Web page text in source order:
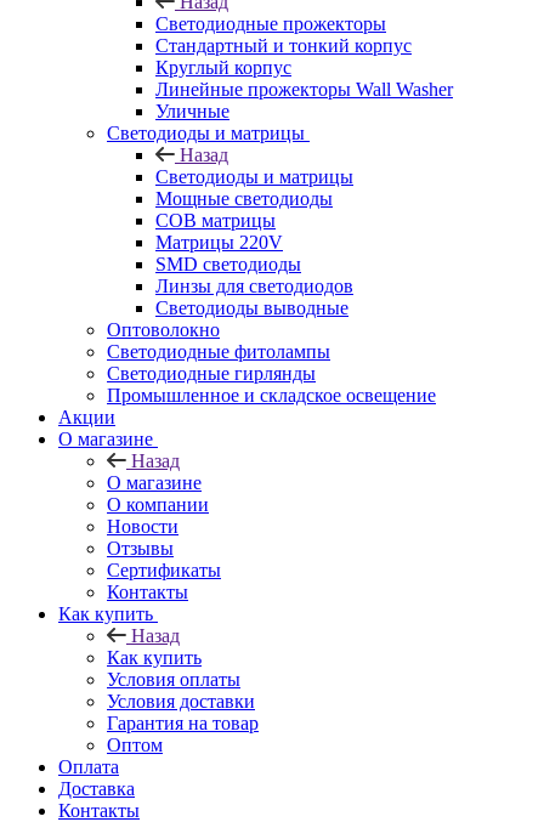
Светодиодные прожекторы
Стандартный и тонкий корпус
Круглый корпус
Линейные прожекторы Wall Washer
Уличные
Светодиоды и матрицы
Назад
Светодиоды и матрицы
Мощные светодиоды
COB матрицы
Матрицы 220V
SMD светодиоды
Линзы для светодиодов
Светодиоды выводные
Оптоволокно
Светодиодные фитолампы
Светодиодные гирлянды
Промышленное и складское освещение
Акции
О магазине
Назад
О магазине
О компании
Новости
Отзывы
Сертификаты
Контакты
Как купить
Назад
Как купить
Условия оплаты
Условия доставки
Гарантия на товар
Оптом
Оплата
Доставка
Контакты